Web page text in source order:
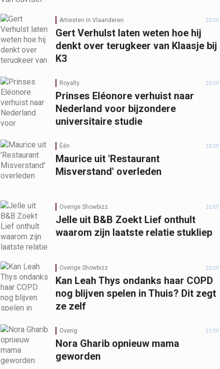
Artiesten in Vlaanderen 23/07
Gert Verhulst laten weten hoe hij
denkt over terugkeer van Klaasje bij
K3
Royalty 23/07
Prinses Eléonore verhuist naar
Nederland voor bijzondere
universitaire studie
Één 23/07
Maurice uit 'Restaurant
Misverstand' overleden
Overige Showbizz 22/07
Jelle uit B&B Zoekt Lief onthult
waarom zijn laatste relatie stukliep
Overige Showbizz 22/07
Kan Leah Thys ondanks haar COPD
nog blijven spelen in Thuis? Dit zegt
ze zelf
Overig 21/07
Nora Gharib opnieuw mama
geworden